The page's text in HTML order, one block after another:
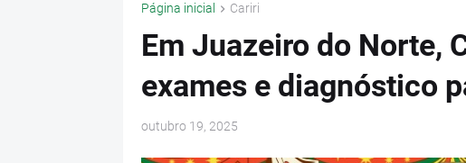
Página inicial Cariri
Em Juazeiro do Norte,
exames e diagnóstico
outubro 19, 2025